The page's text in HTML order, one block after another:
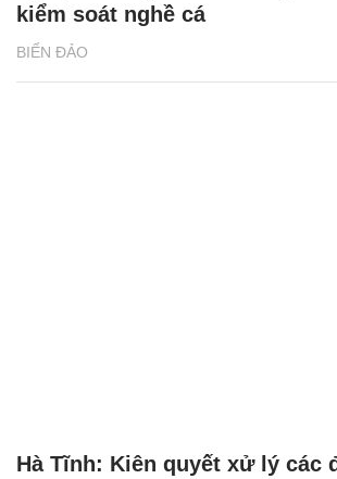
BIỂN ĐẢO
kiểm soát nghề cá
Hà Tĩnh: Kiên quyết xử lý các